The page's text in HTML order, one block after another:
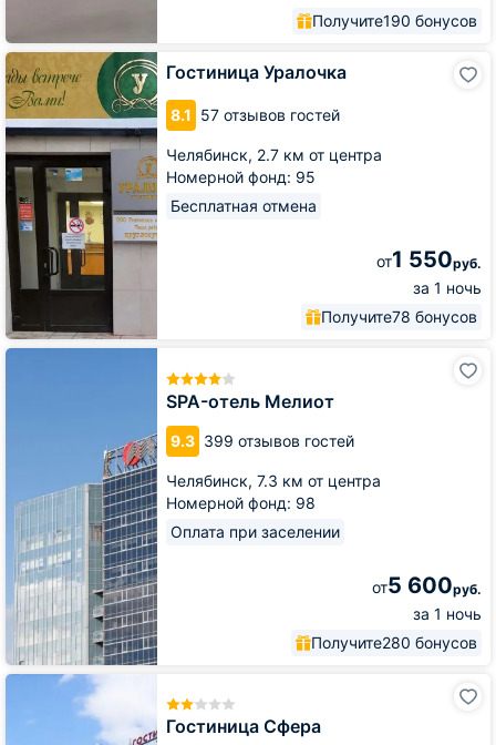
Получите190 бонусов
Гостиница Уралочка
8.1 57 отзывов гостей
Челябинск, 2.7 км от центра
Номерной фонд: 95
Бесплатная отмена
от1 550руб.
за 1 ночь
Получите78 бонусов
Гостиница
Уралочка
SPA-отель Мелиот
9.3 399 отзывов гостей
Челябинск, 7.3 км от центра
Номерной фонд: 98
Оплата при заселении
от5 600руб.
за 1 ночь
Получите280 бонусов
SPA-
Гостиница Сфера
Гостиница